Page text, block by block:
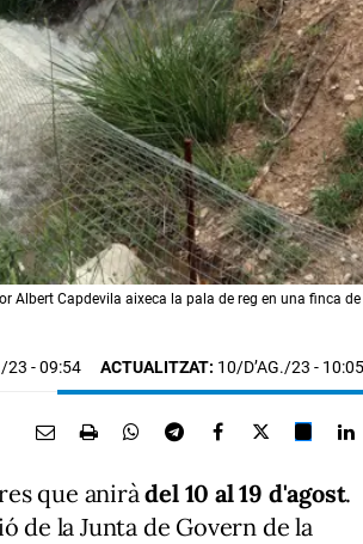
Albert Capdevila aixeca la pala de reg en una finca
23 - 09:54 ACTUALITZAT: 10/D’AG./23 - 10:05
que aniràdel 10 al 19 d'agost.
de la Junta de Govern de la